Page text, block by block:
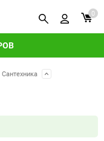
0
Сантехника